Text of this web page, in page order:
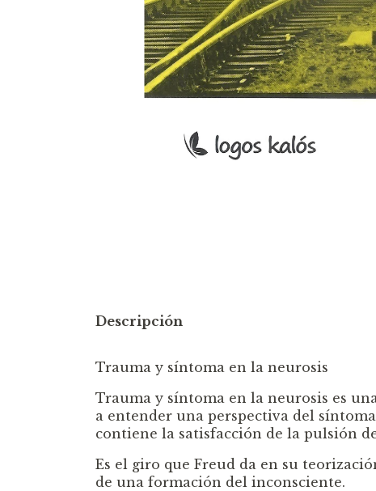
Descripción
Trauma y síntoma en la neurosis
Trauma y síntoma en la neurosis es
a entender una perspectiva del
contiene la satisfacción de la pulsión
Es el giro que Freud da en su
de una formación del inconsciente.